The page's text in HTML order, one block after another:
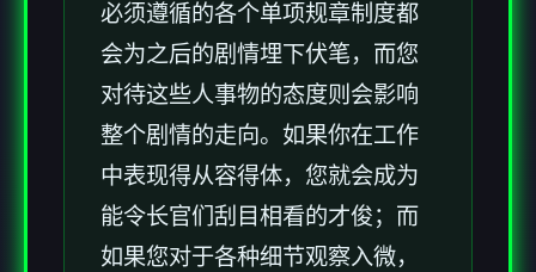
必须遵循的各个单项规章制度都
会为之后的剧情埋下伏笔，而您
对待这些人事物的态度则会影响
整个剧情的走向。如果你在工作
中表现得从容得体，您就会成为
能令长官们刮目相看的才俊；而
如果您对于各种细节观察入微，